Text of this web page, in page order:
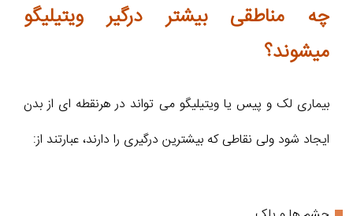
چه مناطقی بیشتر درگیر ویتیلیگو
میشوند؟
بیماری لک و پیس یا ویتیلیگو می تواند در هرنقطه ای از بدن
ایجاد شود ولی نقاطی که بیشترین درگیری را دارند، عبارتند از: